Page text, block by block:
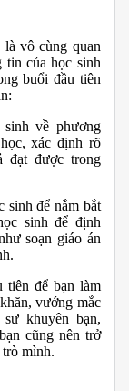
vô cùng quan
tin của học sinh
buổi đầu tiên
về phương
xác định rõ
đạt được trong
sinh để nắm bắt
sinh để định
soạn giáo án
tiên để bạn làm
vướng mắc
khuyên bạn,
cũng nên trở
mình.